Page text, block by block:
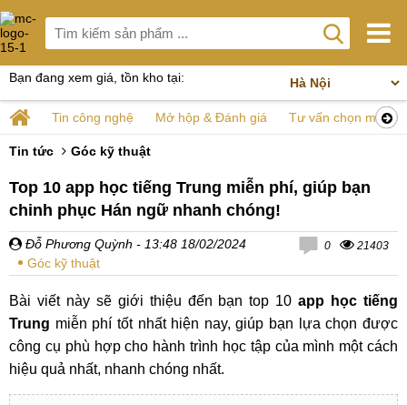
Bạn đang xem giá, tồn kho tại:
Tin công nghệ Mở hộp & Đánh giá Tư vấn chọn mua
Tin tức Góc kỹ thuật
Top 10 app học tiếng Trung miễn phí, giúp bạn
chinh phục Hán ngữ nhanh chóng!
Đỗ Phương Quỳnh - 13:48 18/02/2024
Góc kỹ thuật
0 21403
Bài viết này sẽ giới thiệu đến bạn top 10app học tiếng
Trung miễn phí tốt nhất hiện nay, giúp bạn lựa chọn được
công cụ phù hợp cho hành trình học tập của mình một cách
hiệu quả nhất, nhanh chóng nhất.